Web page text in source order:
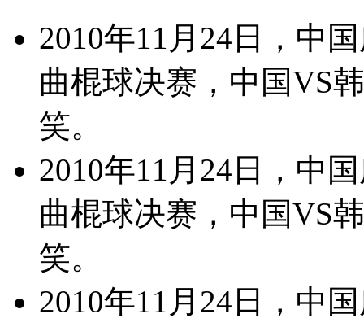
2010年11月24日，中
曲棍球决赛，中国VS
笑。
2010年11月24日，中
曲棍球决赛，中国VS
笑。
2010年11月24日，中